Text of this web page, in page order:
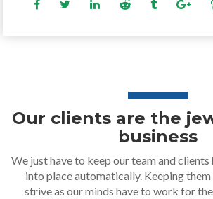
Our clients are the
business
We just have to keep our team and clients
into place automatically. Keeping them
strive as our minds have to work for